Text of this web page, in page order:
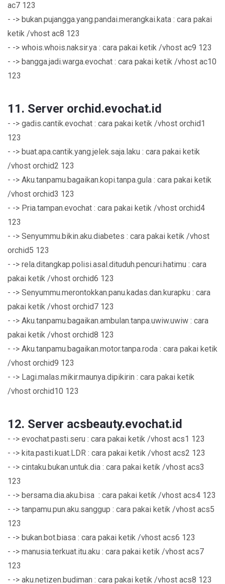
ac7 123
- -> bukan.pujangga.yang.pandai.merangkai.kata : cara pakai
ketik /vhost ac8 123
- -> whois.whois.naksir.ya : cara pakai ketik /vhost ac9 123
- -> bangga.jadi.warga.evochat : cara pakai ketik /vhost ac10
123
11. Server orchid.evochat.id
- -> gadis.cantik.evochat : cara pakai ketik /vhost orchid1
123
- -> buat.apa.cantik.yang.jelek.saja.laku : cara pakai ketik
/vhost orchid2 123
- -> Aku.tanpamu.bagaikan.kopi.tanpa.gula : cara pakai ketik
/vhost orchid3 123
- -> Pria.tampan.evochat : cara pakai ketik /vhost orchid4
123
- -> Senyummu.bikin.aku.diabetes : cara pakai ketik /vhost
orchid5 123
- -> rela.ditangkap.polisi.asal.dituduh.pencuri.hatimu : cara
pakai ketik /vhost orchid6 123
- -> Senyummu.merontokkan.panu.kadas.dan.kurapku : cara
pakai ketik /vhost orchid7 123
- -> Aku.tanpamu.bagaikan.ambulan.tanpa.uwiw.uwiw : cara
pakai ketik /vhost orchid8 123
- -> Aku.tanpamu.bagaikan.motor.tanpa.roda : cara pakai ketik
/vhost orchid9 123
- -> Lagi.malas.mikir.maunya.dipikirin : cara pakai ketik
/vhost orchid10 123
12. Server acsbeauty.evochat.id
- -> evochat.pasti.seru : cara pakai ketik /vhost acs1 123
- -> kita.pasti.kuat.LDR : cara pakai ketik /vhost acs2 123
- -> cintaku.bukan.untuk.dia : cara pakai ketik /vhost acs3
123
- -> bersama.dia.aku.bisa : cara pakai ketik /vhost acs4 123
- -> tanpamu.pun.aku.sanggup : cara pakai ketik /vhost acs5
123
- -> bukan.bot.biasa : cara pakai ketik /vhost acs6 123
- -> manusia.terkuat.itu.aku : cara pakai ketik /vhost acs7
123
- -> aku.netizen.budiman : cara pakai ketik /vhost acs8 123